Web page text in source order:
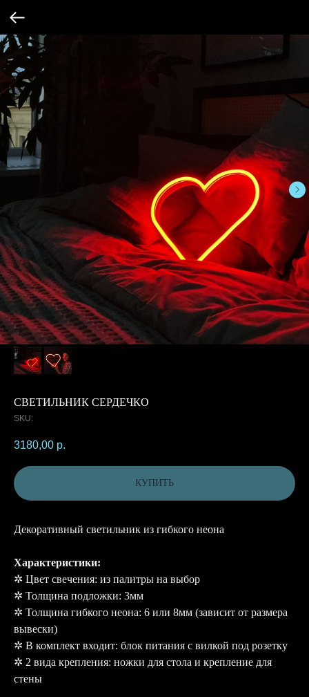
СВЕТИЛЬНИК СЕРДЕЧКО
SKU:
3180,00 р.
КУПИТЬ
Декоративный светильник из гибкого неона
Характеристики:
✲ Цвет свечения: из палитры на выбор
✲ Толщина подложки: 3мм
✲ Толщина гибкого неона: 6 или 8мм (зависит от размера
вывески)
✲ В комплект входит: блок питания с вилкой под розетку
✲ 2 вида крепления: ножки для стола и крепление для
стены